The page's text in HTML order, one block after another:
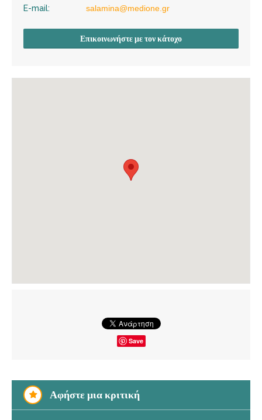
E-mail:
salamina@medione.gr
Επικοινωνήστε με τον κάτοχο
Save
Αφήστε μια κριτική